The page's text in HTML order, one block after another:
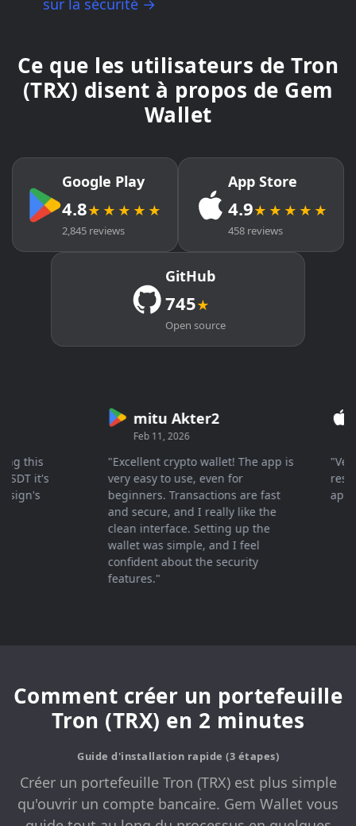
sur la sécurité →
Ce que les utilisateurs de Tron
(TRX) disent à propos de Gem
Wallet
Google Play
4.8★★★★★
2,845 reviews
App Store
4.9★★★★★
458 reviews
GitHub
745★
Open source
it's
mitu Akter2
Feb 11, 2026
"Excellent crypto wallet! The app is
very easy to use, even for
beginners. Transactions are fast
and secure, and I really like the
clean interface. Setting up the
wallet was simple, and I feel
confident about the security
features."
"Very
Comment créer un portefeuille
Tron (TRX) en 2 minutes
Guide d'installation rapide (3 étapes)
Créer un portefeuille Tron (TRX) est plus simple
qu'ouvrir un compte bancaire. Gem Wallet vous